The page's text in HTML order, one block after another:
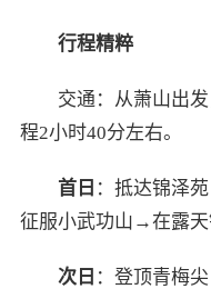
行程精粹
交通：从萧山出
程2小时40分左右。
首日 ：抵达锦泽
征服小武功山→在露
次日 ：登顶青梅